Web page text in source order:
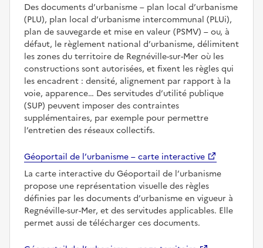
Des documents d’urbanisme – plan local d’urbanisme
(PLU), plan local d’urbanisme intercommunal (PLUi),
plan de sauvegarde et mise en valeur (PSMV) – ou, à
défaut, le règlement national d’urbanisme, délimitent
les zones du territoire de Regnéville-sur-Mer où les
constructions sont autorisées, et fixent les règles qui
les encadrent : densité, alignement par rapport à la
voie, apparence… Des servitudes d’utilité publique
(SUP) peuvent imposer des contraintes
supplémentaires, par exemple pour permettre
l’entretien des réseaux collectifs.
Géoportail de l’urbanisme – carte interactive
La carte interactive du Géoportail de l’urbanisme
propose une représentation visuelle des règles
définies par les documents d’urbanisme en vigueur à
Regnéville-sur-Mer, et des servitudes applicables. Elle
permet aussi de télécharger ces documents.